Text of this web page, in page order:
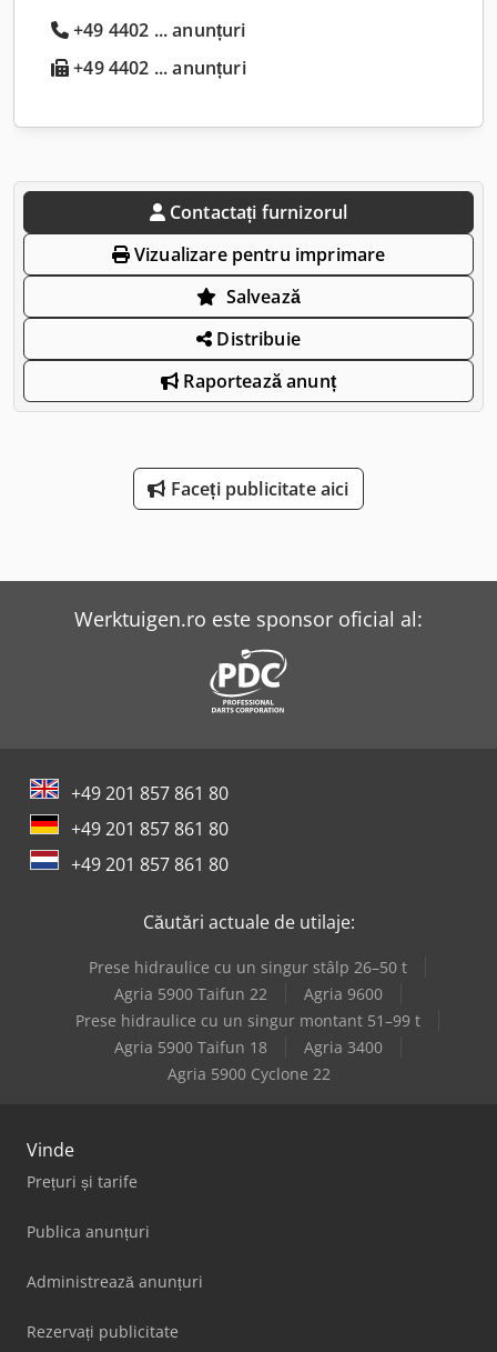
+49 4402 ... anunțuri
+49 4402 ... anunțuri
Contactați furnizorul
Vizualizare pentru imprimare
Salvează
Distribuie
Raportează anunț
Faceți publicitate aici
Werktuigen.ro este sponsor oficial al:
+49 201 857 861 80
+49 201 857 861 80
+49 201 857 861 80
Căutări actuale de utilaje:
Prese hidraulice cu un singur stâlp 26–50 t
Agria 5900 Taifun 22
Agria 9600
Prese hidraulice cu un singur montant 51–99 t
Agria 5900 Taifun 18
Agria 3400
Agria 5900 Cyclone 22
Vinde
Prețuri și tarife
Publica anunțuri
Administrează anunțuri
Rezervați publicitate